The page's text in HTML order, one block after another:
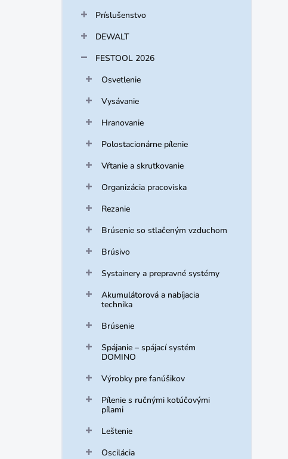
Príslušenstvo
DEWALT
FESTOOL 2026
Osvetlenie
Vysávanie
Hranovanie
Polostacionárne pílenie
Vŕtanie a skrutkovanie
Organizácia pracoviska
Rezanie
Brúsenie so stlačeným vzduchom
Brúsivo
Systainery a prepravné systémy
Akumulátorová a nabíjacia
technika
Brúsenie
Spájanie – spájací systém
DOMINO
Výrobky pre fanúšikov
Pílenie s ručnými kotúčovými
pílami
Leštenie
Oscilácia